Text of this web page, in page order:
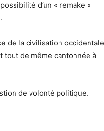
d’un « remake »
de la civilisation occidentale
tout de même cantonnée à
de volonté politique.